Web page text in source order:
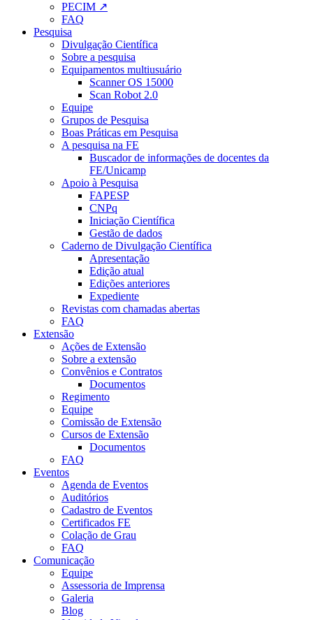
PECIM ↗
FAQ
Pesquisa
Divulgação Científica
Sobre a pesquisa
Equipamentos multiusuário
Scanner OS 15000
Scan Robot 2.0
Equipe
Grupos de Pesquisa
Boas Práticas em Pesquisa
A pesquisa na FE
Buscador de informações de docentes da
FE/Unicamp
Apoio à Pesquisa
FAPESP
CNPq
Iniciação Científica
Gestão de dados
Caderno de Divulgação Científica
Apresentação
Edição atual
Edições anteriores
Expediente
Revistas com chamadas abertas
FAQ
Extensão
Ações de Extensão
Sobre a extensão
Convênios e Contratos
Documentos
Regimento
Equipe
Comissão de Extensão
Cursos de Extensão
Documentos
FAQ
Eventos
Agenda de Eventos
Auditórios
Cadastro de Eventos
Certificados FE
Colação de Grau
FAQ
Comunicação
Equipe
Assessoria de Imprensa
Galeria
Blog